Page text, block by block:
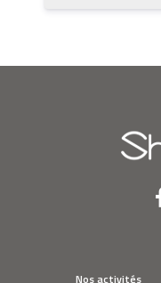
Nos activités